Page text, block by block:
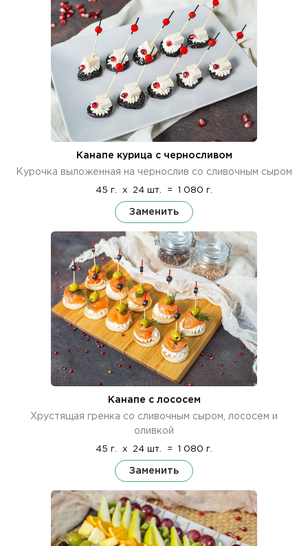
Канапе курица с черносливом
Курочка выложенная на чернослив со сливочным сыром
45 г. x 24 шт. = 1 080 г.
Заменить
Канапе с лососем
Хрустящая гренка со сливочным сыром, лососем и
оливкой
45 г. x 24 шт. = 1 080 г.
Заменить